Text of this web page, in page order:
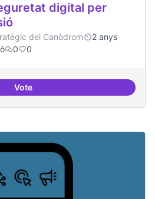
digital per
del Canòdrom
2 anys
0 0
VoteTècniques de seguretat digital